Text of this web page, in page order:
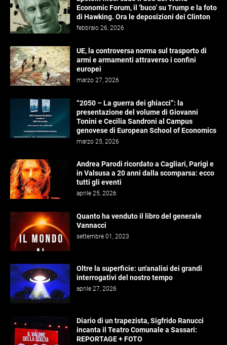
Economic Forum, il ‘buco’ su Trump e la foto
di Hawking. Ora le deposizioni dei Clinton
febbraio 26, 2026
UE, la controversa norma sul trasporto di
armi e armamenti attraverso i confini
europei
marzo 27, 2026
“2050 – La guerra dei ghiacci”: la
presentazione del volume di Giovanni
Tonini e Cecilia Sandroni al Campus
genovese di European School of Economics
marzo 25, 2026
Andrea Parodi ricordato a Cagliari, Parigi e
in Valsusa a 20 anni dalla scomparsa: ecco
tutti gli eventi
aprile 25, 2026
Quanto ha venduto il libro del generale
Vannacci
settembre 01, 2023
Oltre la superficie: un'analisi dei grandi
interrogativi del nostro tempo
aprile 27, 2026
Diario di un trapezista, Sigfrido Ranucci
incanta il Teatro Comunale a Sassari:
REPORTAGE + FOTO